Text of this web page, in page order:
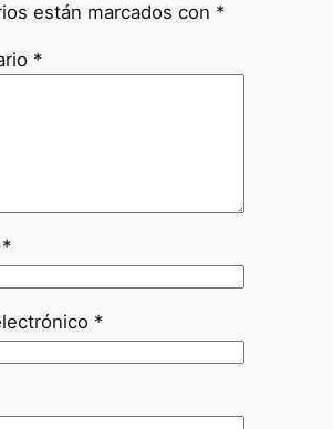
están marcados con *
*
*
*